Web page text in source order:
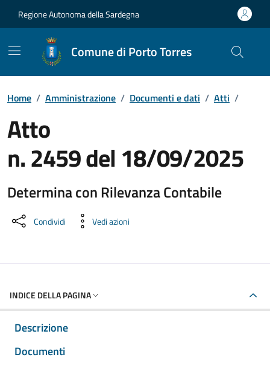
Regione Autonoma della Sardegna
Comune di Porto Torres
Home / Amministrazione / Documenti e dati / Atti /
Atto
n. 2459 del 18/09/2025
Determina con Rilevanza Contabile
Dettaglio del documento
Condividi Vedi azioni
INDICE DELLA PAGINA
Descrizione
Documenti